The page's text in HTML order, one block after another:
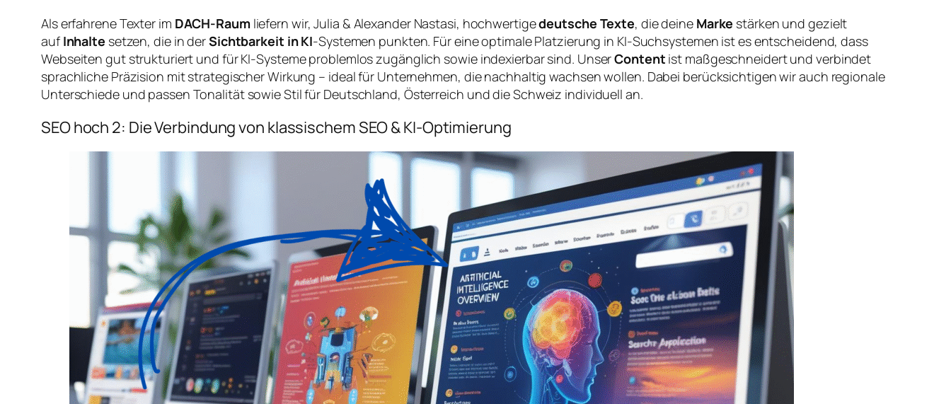
Als erfahrene Texter im DACH-Raumliefern wir, Julia & Alexander Nastasi, hochwertigedeutsche Texte, die deine Marke stärken und gezielt
auf Inhalte setzen, die in derSichtbarkeit in KI-Systemen punkten. Für eine optimale Platzierung in KI-Suchsystemen ist es entscheidend, dass
Webseiten gut strukturiert und für KI-Systeme problemlos zugänglich sowie indexierbar sind. UnserContent ist maßgeschneidert und verbindet
sprachliche Präzision mit strategischer Wirkung – ideal für Unternehmen, die nachhaltig wachsen wollen. Dabei berücksichtigen wir auch regionale
Unterschiede und passen Tonalität sowie Stil für Deutschland, Österreich und die Schweiz individuell an.
SEO hoch 2: Die Verbindung von klassischem SEO & KI-Optimierung